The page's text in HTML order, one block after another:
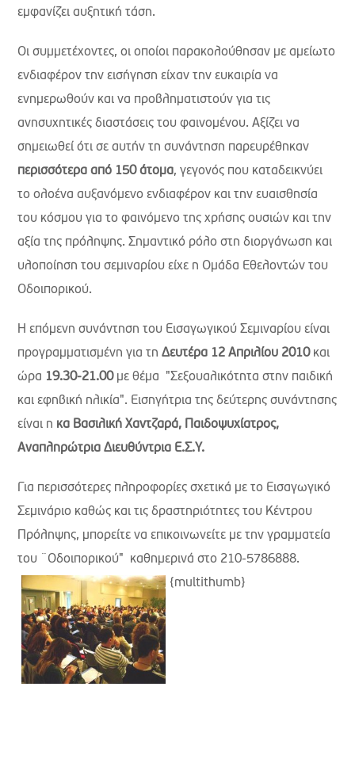
εμφανίζει αυξητική τάση.
Οι συμμετέχοντες, οι οποίοι παρακολούθησαν με αμείωτο
ενδιαφέρον την εισήγηση είχαν την ευκαιρία να
ενημερωθούν και να προβληματιστούν για τις
ανησυχητικές διαστάσεις του φαινομένου. Αξίζει να
σημειωθεί ότι σε αυτήν τη συνάντηση παρευρέθηκαν
περισσότερα από 150 άτομα, γεγονός που καταδεικνύει
το ολοένα αυξανόμενο ενδιαφέρον και την ευαισθησία
του κόσμου για το φαινόμενο της χρήσης ουσιών και την
αξία της πρόληψης. Σημαντικό ρόλο στη διοργάνωση και
υλοποίηση του σεμιναρίου είχε η Ομάδα Εθελοντών του
Οδοιπορικού.
Η επόμενη συνάντηση του Εισαγωγικού Σεμιναρίου είναι
προγραμματισμένη για τηΔευτέρα 12 Απριλίου 2010και
ώρα 19.30-21.00 με θέμα "Σεξουαλικότητα στην παιδική
και εφηβική ηλικία". Εισηγήτρια της δεύτερης συνάντησης
είναι η κα Βασιλική Χαντζαρά, Παιδοψυχίατρος,
Αναπληρώτρια Διευθύντρια Ε.Σ.Υ.
Για περισσότερες πληροφορίες σχετικά με το Εισαγωγικό
Σεμινάριο καθώς και τις δραστηριότητες του Κέντρου
Πρόληψης, μπορείτε να επικοινωνείτε με την γραμματεία
του ¨Οδοιπορικού" καθημερινά στο 210-5786888.
{multithumb}